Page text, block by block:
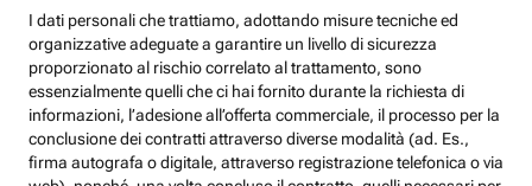
I dati personali che trattiamo, adottando misure tecniche ed
organizzative adeguate a garantire un livello di sicurezza
proporzionato al rischio correlato al trattamento, sono
essenzialmente quelli che ci hai fornito durante la richiesta di
informazioni, l’adesione all’offerta commerciale, il processo per la
conclusione dei contratti attraverso diverse modalità (ad. Es.,
firma autografa o digitale, attraverso registrazione telefonica o via